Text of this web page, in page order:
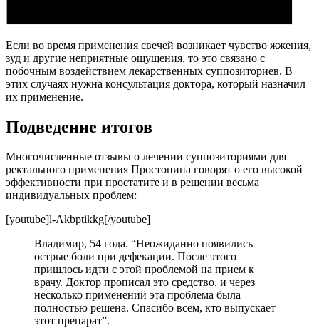
Если во время применения свечей возникает чувство жжения,
зуд и другие неприятные ощущения, то это связано с
побочным воздействием лекарственных суппозиториев. В
этих случаях нужна консультация доктора, который назначил
их применение.
Подведение итогов
Многочисленные отзывы о лечении суппозиториями для
ректального применения Простопина говорят о его высокой
эффективности при простатите и в решении весьма
индивидуальных проблем:
[youtube]l-Akbptikkg[/youtube]
Владимир, 54 года. “Неожиданно появились
острые боли при дефекации. После этого
пришлось идти с этой проблемой на прием к
врачу. Доктор прописал это средство, и через
несколько применений эта проблема была
полностью решена. Спасибо всем, кто выпускает
этот препарат”.